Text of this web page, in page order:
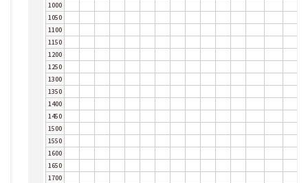
1000
1050
1100
1150
1200
1250
1300
1350
1400
1450
1500
1550
1600
1650
1700